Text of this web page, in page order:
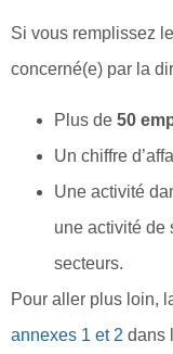
Si vous remplissez
concerné(e) par la
Plus de 50
Un chiffre
Une activité
une activité de
secteurs.
Pour aller plus loin,
annexes 1 et 2 dans